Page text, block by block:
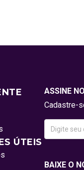
ÚTEIS
ASSINE
Cadastre-
BAIXE O